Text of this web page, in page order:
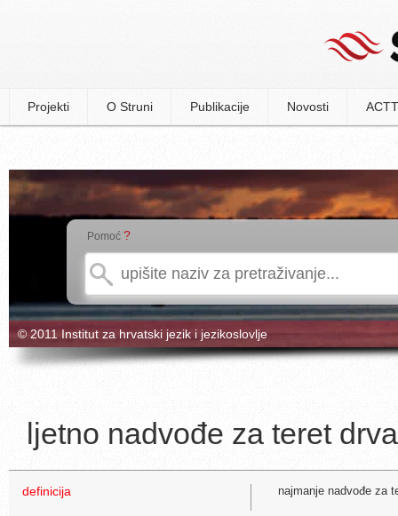
Projekti O Struni Publikacije Novosti
Pomoć ?
© 2011 Institut za hrvatski jezik i jezikoslovlje
ljetno nadvođe za teret drva
definicija najmanje nadvođe za